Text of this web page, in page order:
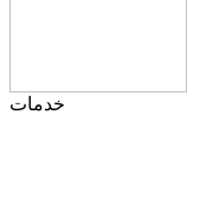
خدمات